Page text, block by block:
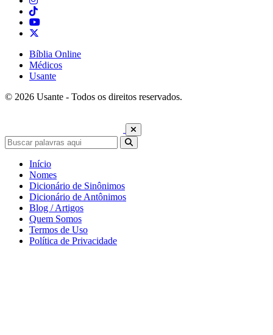
Bíblia Online
Médicos
Usante
© 2026 Usante - Todos os direitos reservados.
Início
Nomes
Dicionário de Sinônimos
Dicionário de Antônimos
Blog / Artigos
Quem Somos
Termos de Uso
Política de Privacidade